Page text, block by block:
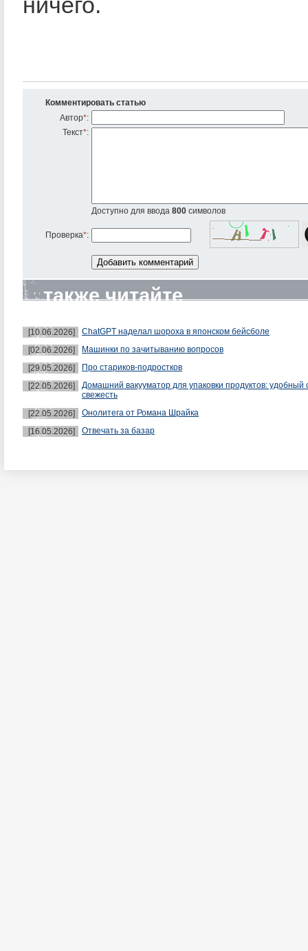
Комментировать статью
Автор*:
Текст*:
Доступно для ввода 800 символов
Проверка*:
также читайте
[10.06.2026]
ChatGPT наделал шороха в японском бейсболе
[02.06.2026]
Машинки по зачитыванию вопросов
[29.05.2026]
Про стариков-подростков
[22.05.2026]
Домашний вакууматор для упаковки продуктов: удобный
свежесть
[22.05.2026]
Онолитега от Романа Шрайка
[16.05.2026]
Отвечать за базар